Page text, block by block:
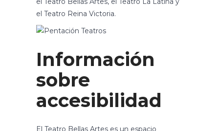
el Teatro Reina Victoria.
Información
sobre
accesibilidad